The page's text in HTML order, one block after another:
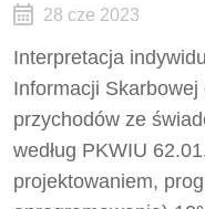
28 cze 2023
Interpretacja
Informacji
przychodów ze
według PKWIU
projektowaniem,